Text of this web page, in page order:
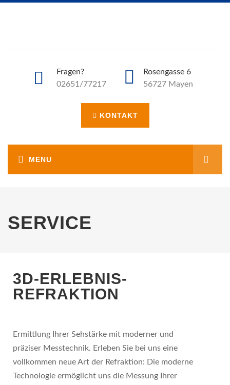
Fragen?
02651/77217
Rosengasse 6
56727 Mayen
KONTAKT
SERVICE
3D-ERLEBNIS-
REFRAKTION
Ermittlung Ihrer Sehstärke mit moderner und
präziser Messtechnik. Erleben Sie bei uns eine
vollkommen neue Art der Refraktion: Die moderne
Technologie ermöglicht uns die Messung Ihrer